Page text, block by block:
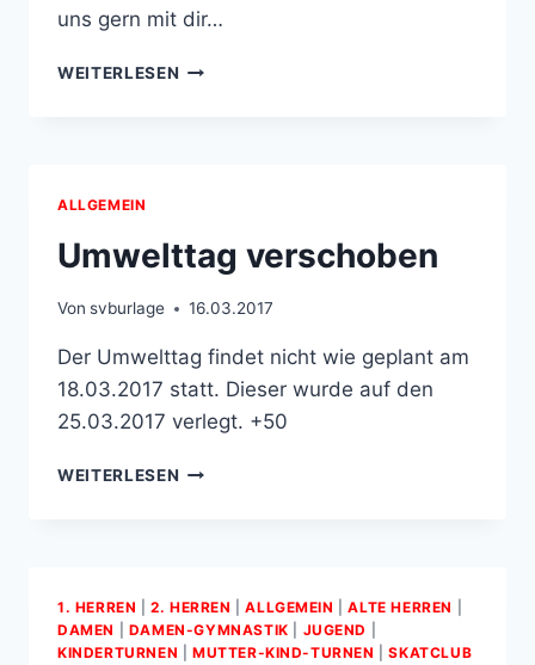
uns gern mit dir…
WEITERLESEN JUGENDSPIELER
ALLGEMEIN
Umwelttag verschoben
Von svburlage 16.03.2017
Der Umwelttag findet nicht wie geplant am
18.03.2017 statt. Dieser wurde auf den
25.03.2017 verlegt. +50
WEITERLESEN UMWELTTAG
1. HERREN |2. HERREN |ALLGEMEIN |ALTE HERREN
DAMEN
DAMEN-GYMNASTIK JUGEND
KINDERTURNEN
MUTTER­-KIND­-TURNEN |SKATCLUB